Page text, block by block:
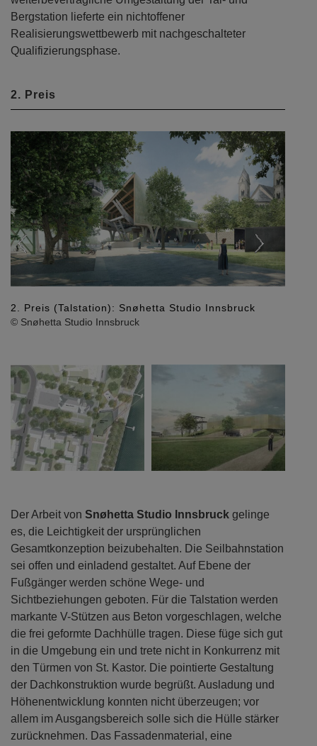
Bergstation lieferte ein nichtoffener
Realisierungswettbewerb mit nachgeschalteter
Qualifizierungsphase.
2. Preis
Snøhetta Studio Innsbruck
Innsbruck
Innsbruck
Previous Next
Der Arbeit von Snøhetta Studio Innsbruck gelinge
es, die Leichtigkeit der ursprünglichen
Gesamtkonzeption beizubehalten. Die Seilbahnstation
sei offen und einladend gestaltet. Auf Ebene der
Fußgänger werden schöne Wege- und
Sichtbeziehungen geboten. Für die Talstation werden
markante V-Stützen aus Beton vorgeschlagen, welche
die frei geformte Dachhülle tragen. Diese füge sich gut
in die Umgebung ein und trete nicht in Konkurrenz mit
den Türmen von St. Kastor. Die pointierte Gestaltung
der Dachkonstruktion wurde begrüßt. Ausladung und
Höhenentwicklung konnten nicht überzeugen; vor
allem im Ausgangsbereich solle sich die Hülle stärker
zurücknehmen. Das Fassadenmaterial, eine